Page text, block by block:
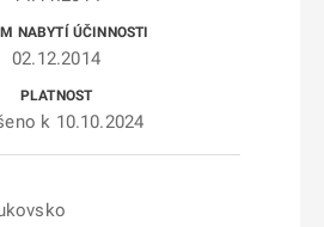
02.12.2014
k 10.10.2024